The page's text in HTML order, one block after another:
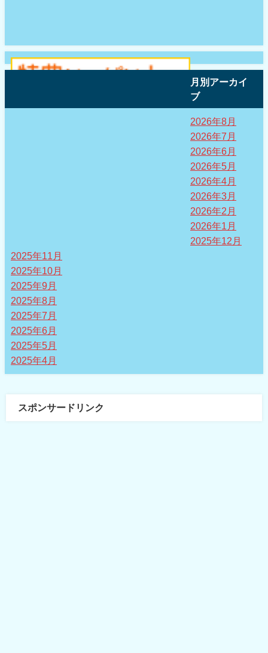
月別アーカイ
ブ
2026年8月
2026年7月
2026年6月
2026年5月
2026年4月
2026年3月
2026年2月
2026年1月
2025年12月
2025年11月
2025年10月
2025年9月
2025年8月
2025年7月
2025年6月
2025年5月
2025年4月
スポンサードリンク